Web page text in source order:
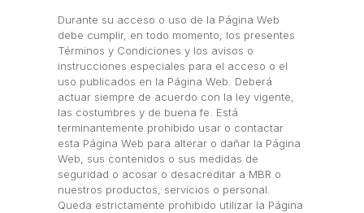
Durante su acceso o uso de la Página Web
debe cumplir, en todo momento, los presentes
Términos y Condiciones y los avisos o
instrucciones especiales para el acceso o el
uso publicados en la Página Web. Deberá
actuar siempre de acuerdo con la ley vigente,
las costumbres y de buena fe. Está
terminantemente prohibido usar o contactar
esta Página Web para alterar o dañar la Página
Web, sus contenidos o sus medidas de
seguridad o acosar o desacreditar a MBR o
nuestros productos, servicios o personal.
Queda estrictamente prohibido utilizar la Página